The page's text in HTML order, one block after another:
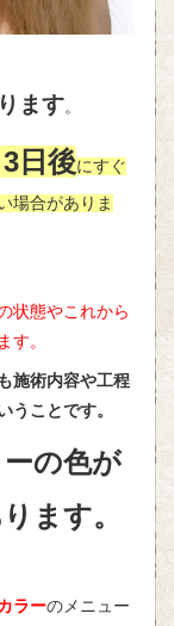
ます。
日後にすぐ
場合がありま
状態やこれから
す。
施術内容や工程
うことです。
の色が
ます。
ラーのメニュー